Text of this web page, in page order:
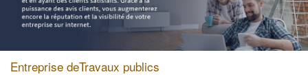
Entreprise deTravaux publics